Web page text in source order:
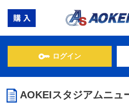
ログイン
AOKEIスタジアムニュ